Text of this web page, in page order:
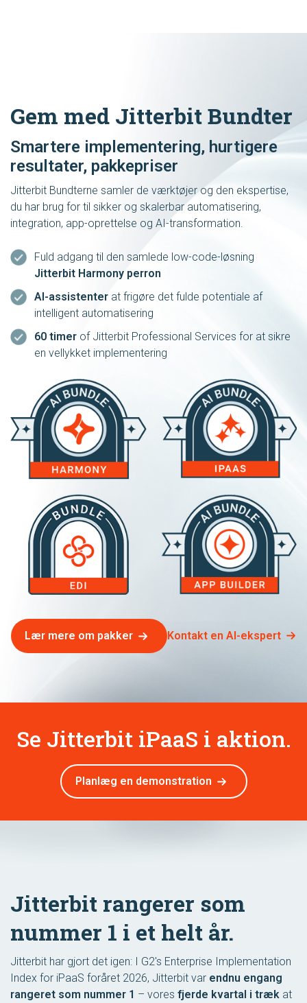
Gem med Jitterbit Bundter
Smartere implementering, hurtigere
resultater, pakkepriser
Jitterbit Bundterne samler de værktøjer og den ekspertise,
du har brug for til sikker og skalerbar automatisering,
integration, app-oprettelse og AI-transformation.
Fuld adgang til den samlede low-code-løsning
Jitterbit Harmony perron
AI-assistenter at frigøre det fulde potentiale af
intelligent automatisering
60 timer of Jitterbit Professional Services for at sikre
en vellykket implementering
Lær mere om pakker Kontakt en AI-ekspert
Se Jitterbit iPaaS i aktion.
Planlæg en demonstration
Jitterbit rangerer som
nummer 1 i et helt år.
Jitterbit har gjort det igen: I G2's Enterprise Implementation
Index for iPaaS foråret 2026, Jitterbit var endnu engang
rangeret som nummer 1 – vores fjerde kvartal i træk at